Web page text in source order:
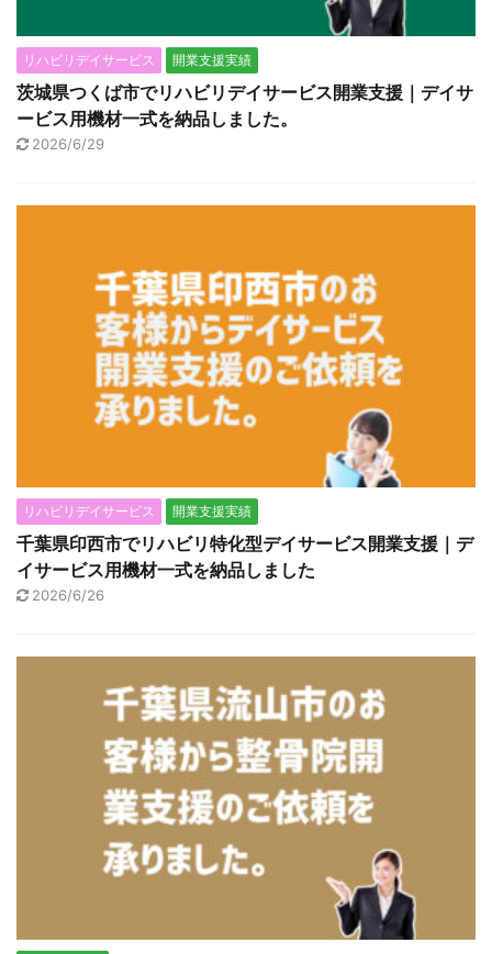
リハビリデイサービス 開業支援実績
茨城県つくば市でリハビリデイサービス開業支援｜デイサ
ービス用機材一式を納品しました。
2026/6/29
リハビリデイサービス 開業支援実績
千葉県印西市でリハビリ特化型デイサービス開業支援｜デ
イサービス用機材一式を納品しました
2026/6/26